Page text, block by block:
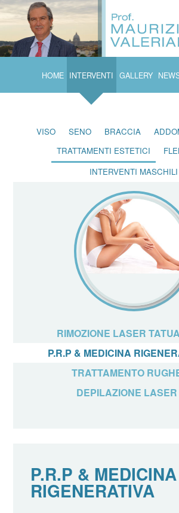
HOME INTERVENTI GALLERY
VISO SENO BRACCIA
TRATTAMENTI ESTETICI
INTERVENTI MASCHILI
RIMOZIONE LASER
P.R.P & MEDICINA
TRATTAMENTO
DEPILAZIONE LASER
P.R.P & MEDICINA
RIGENERATIVA